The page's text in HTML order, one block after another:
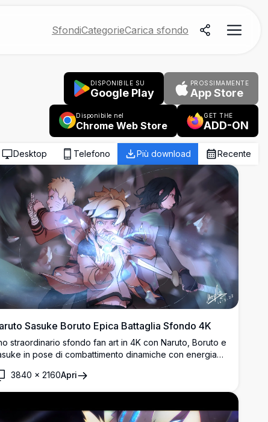
SfondiCategorieCarica sfondo
DISPONIBILE SU
Google Play
PROSSIMAMENTE
App Store
Disponibile nel
Chrome Web Store
GET THE
ADD-ON
Desktop Telefono Più download Recente
Sasuke Boruto Epica Battaglia Sfondo 4K
straordinario sfondo fan art in 4K con Naruto, Boruto e
in pose di combattimento dinamiche con energia
il trio iconico della serie Boruto in una scena intensa
di azione.
3840 × 2160Apri